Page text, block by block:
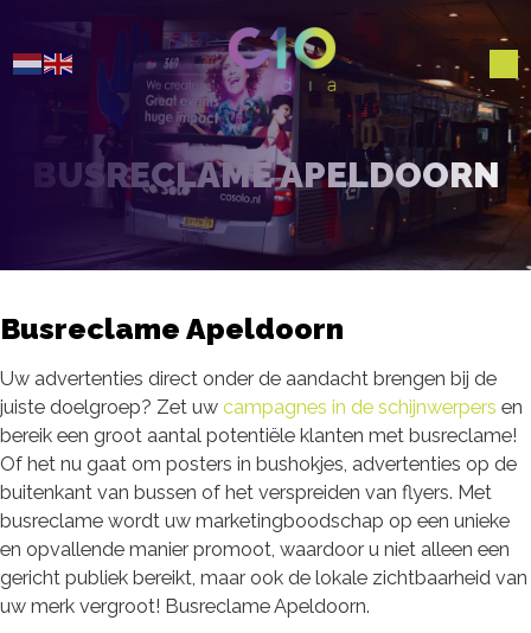
BUSRECLAME APELDOORN
Busreclame Apeldoorn
Uw advertenties direct onder de aandacht brengen bij de
juiste doelgroep? Zet uw campagnes in de schijnwerpers en
bereik een groot aantal potentiële klanten met busreclame!
Of het nu gaat om posters in bushokjes, advertenties op de
buitenkant van bussen of het verspreiden van flyers. Met
busreclame wordt uw marketingboodschap op een unieke
en opvallende manier promoot, waardoor u niet alleen een
gericht publiek bereikt, maar ook de lokale zichtbaarheid van
uw merk vergroot! Busreclame Apeldoorn.